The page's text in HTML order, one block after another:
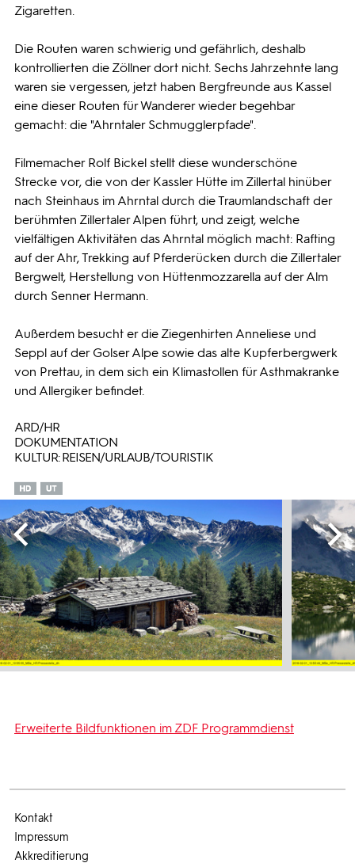
Zigaretten.
Die Routen waren schwierig und gefährlich, deshalb
kontrollierten die Zöllner dort nicht. Sechs Jahrzehnte lang
waren sie vergessen, jetzt haben Bergfreunde aus Kassel
eine dieser Routen für Wanderer wieder begehbar
gemacht: die "Ahrntaler Schmugglerpfade".
Filmemacher Rolf Bickel stellt diese wunderschöne
Strecke vor, die von der Kassler Hütte im Zillertal hinüber
nach Steinhaus im Ahrntal durch die Traumlandschaft der
berühmten Zillertaler Alpen führt, und zeigt, welche
vielfältigen Aktivitäten das Ahrntal möglich macht: Rafting
auf der Ahr, Trekking auf Pferderücken durch die Zillertaler
Bergwelt, Herstellung von Hüttenmozzarella auf der Alm
durch Senner Hermann.
Außerdem besucht er die Ziegenhirten Anneliese und
Seppl auf der Golser Alpe sowie das alte Kupferbergwerk
von Prettau, in dem sich ein Klimastollen für Asthmakranke
und Allergiker befindet.
ARD/HR
DOKUMENTATION
KULTUR: REISEN/URLAUB/TOURISTIK
Erweiterte Bildfunktionen im ZDF Programmdienst
Kontakt
Impressum
Akkreditierung